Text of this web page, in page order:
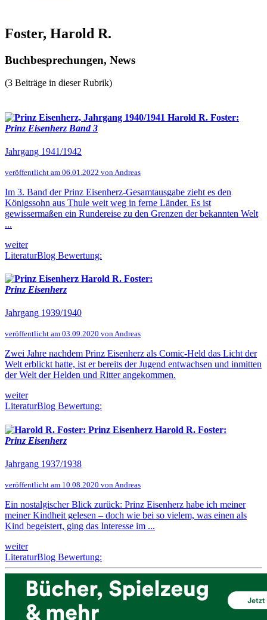
Foster, Harold R.
Buchbesprechungen, News
(3 Beiträge in dieser Rubrik)
Harold R. Foster:
Prinz Eisenherz Band 3
Jahrgang 1941/1942
veröffentlicht am 06.01.2022 von Andreas
Im 3. Band der Prinz Eisenherz-Gesamtausgabe zieht es den
Königssohn aus Thule weit weg in ferne Länder. Es ist
gewissermaßen ein Rundereise zu den Grenzen der bekannten Welt
...
weiter
LiteraturBlog Bewertung:
Harold R. Foster:
Prinz Eisenherz
Jahrgang 1939/1940
veröffentlicht am 03.09.2020 von Andreas
Zwei Jahre nachdem Prinz Eisenherz als Comic-Held das Licht der
Welt erblickt hatte, ist er bereits der Jugend entwachsen und inmitten
der Welt der Helden und Ritter angekommen.
weiter
LiteraturBlog Bewertung:
Harold R. Foster:
Prinz Eisenherz
Jahrgang 1937/1938
veröffentlicht am 10.08.2020 von Andreas
Ein nostalgischer Blick zurück: Prinz Eisenherz habe ich meiner
meiner Kindheit gelesen – doch wie bei so vielem, was einen als
Kind begeistert, ging das Interesse im ...
weiter
LiteraturBlog Bewertung: